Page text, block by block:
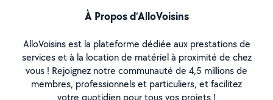
À Propos d’AlloVoisins
AlloVoisins est la plateforme dédiée aux prestations de
services et à la location de matériel à proximité de chez
vous ! Rejoignez notre communauté de 4,5 millions de
membres, professionnels et particuliers, et facilitez
votre quotidien pour tous vos projets !